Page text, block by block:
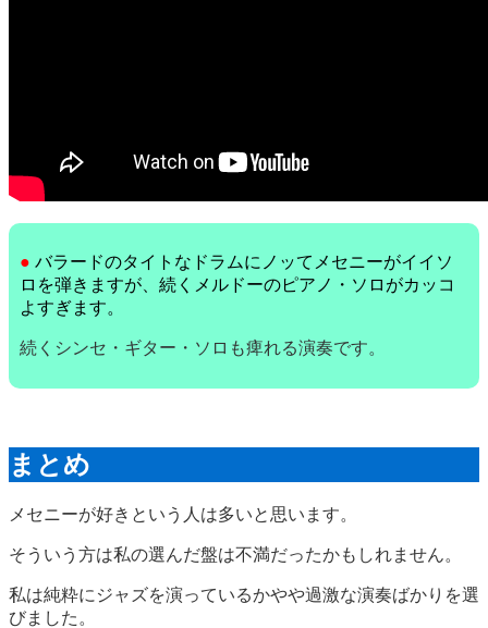
● バラードのタイトなドラムにノッてメセニーがイイソ
ロを弾きますが、続くメルドーのピアノ・ソロがカッコ
よすぎます。
続くシンセ・ギター・ソロも痺れる演奏です。
まとめ
メセニーが好きという人は多いと思います。
そういう方は私の選んだ盤は不満だったかもしれません。
私は純粋にジャズを演っているかやや過激な演奏ばかりを選
びました。